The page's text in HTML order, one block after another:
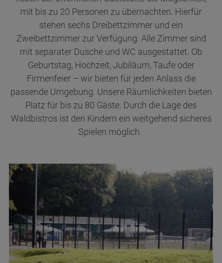
mit bis zu 20 Personen zu übernachten. Hierfür
stehen sechs Dreibettzimmer und ein
Zweibettzimmer zur Verfügung. Alle Zimmer sind
mit separater Dusche und WC ausgestattet. Ob
Geburtstag, Hochzeit, Jubiläum, Taufe oder
Firmenfeier – wir bieten für jeden Anlass die
passende Umgebung. Unsere Räumlichkeiten bieten
Platz für bis zu 80 Gäste. Durch die Lage des
Waldbistros ist den Kindern ein weitgehend sicheres
Spielen möglich.